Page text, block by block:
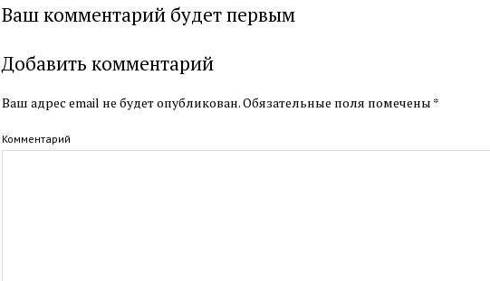
Ваш комментарий будет первым
Добавить комментарий
Ваш адрес email не будет опубликован.Обязательные поля помечены *
Комментарий